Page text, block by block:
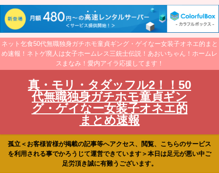
ネット乞食50代無職独身ガチホモ童貞ギング・ゲイなー女装子オネエ的まと
め速報！ネトゲ廃人は女子ホームレス三銃士伝説！あおいちゃん！ホームレ
スまなみ！愛内アイラ応援してます！
真・モリ・タダッフル2！！50
代無職独身ガチホモ童貞ギン
グ・ゲイなー女装子オネエ的
まとめ速報
孤立＜お客様皆様が掲載の記事等へアクセス、閲覧、こちらのサービス
を利用される事でかろうじて運営できています＞本日は足元が悪い中ご
足労頂き誠に有難うございます。